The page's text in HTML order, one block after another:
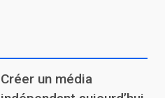
Créer un média